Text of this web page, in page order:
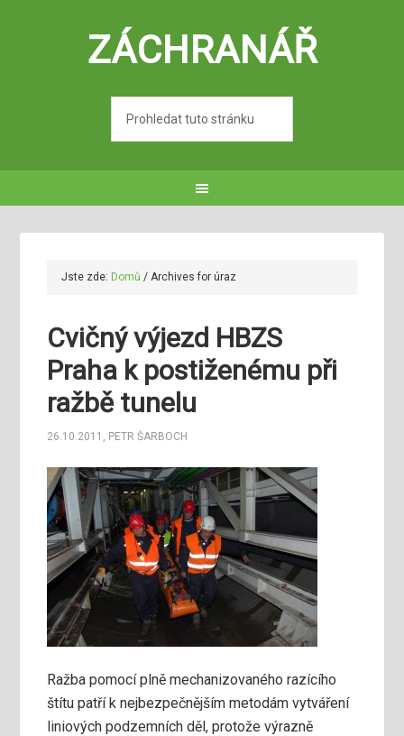
ZÁCHRANÁŘ
Jste zde: Domů / Archives for úraz
Cvičný výjezd HBZS
Praha k postiženému při
ražbě tunelu
26.10.2011 , PETR ŠARBOCH
Ražba pomocí plně mechanizovaného razícího
štítu patří k nejbezpečnějším metodám vytváření
liniových podzemních děl, protože výrazně